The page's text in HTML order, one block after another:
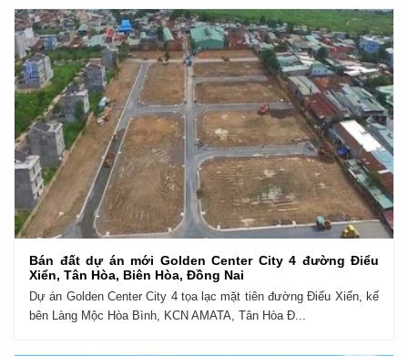
Bán đất dự án mới Golden Center City 4 đường Điểu
Xiển, Tân Hòa, Biên Hòa, Đồng Nai
Dự án Golden Center City 4 tọa lạc mặt tiên đường Điểu Xiển, kế
bên Làng Mộc Hòa Bình, KCN AMATA, Tân Hòa Đ...